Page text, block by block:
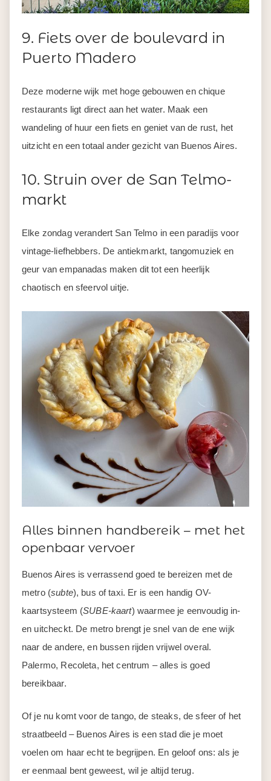
9. Fiets over de boulevard in
Puerto Madero
Deze moderne wijk met hoge gebouwen en chique
restaurants ligt direct aan het water. Maak een
wandeling of huur een fiets en geniet van de rust, het
uitzicht en een totaal ander gezicht van Buenos Aires.
10. Struin over de San Telmo-
markt
Elke zondag verandert San Telmo in een paradijs voor
vintage-liefhebbers. De antiekmarkt, tangomuziek en
geur van empanadas maken dit tot een heerlijk
chaotisch en sfeervol uitje.
Alles binnen handbereik – met het
openbaar vervoer
Buenos Aires is verrassend goed te bereizen met de
metro (subte), bus of taxi. Er is een handig OV-
kaartsysteem (SUBE-kaart) waarmee je eenvoudig in-
en uitcheckt. De metro brengt je snel van de ene wijk
naar de andere, en bussen rijden vrijwel overal.
Palermo, Recoleta, het centrum – alles is goed
bereikbaar.
Of je nu komt voor de tango, de steaks, de sfeer of het
straatbeeld – Buenos Aires is een stad die je moet
voelen om haar echt te begrijpen. En geloof ons: als je
er eenmaal bent geweest, wil je altijd terug.